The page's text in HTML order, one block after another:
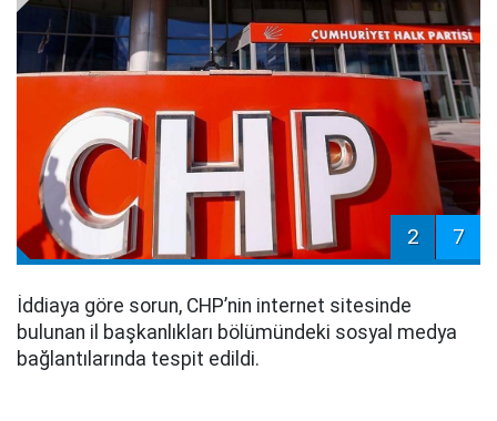
2 7
İddiaya göre sorun, CHP’nin internet sitesinde
bulunan il başkanlıkları bölümündeki sosyal medya
bağlantılarında tespit edildi.